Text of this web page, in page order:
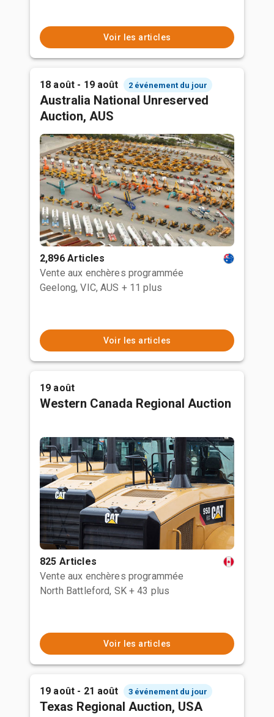
Voir les articles
18 août - 19 août 2 événement du jour
Australia National Unreserved
Auction, AUS
2,896 Articles
Vente aux enchères programmée
Geelong, VIC, AUS + 11 plus
Voir les articles
19 août
Western Canada Regional Auction
825 Articles
Vente aux enchères programmée
North Battleford, SK + 43 plus
Voir les articles
19 août - 21 août 3 événement du jour
Texas Regional Auction, USA